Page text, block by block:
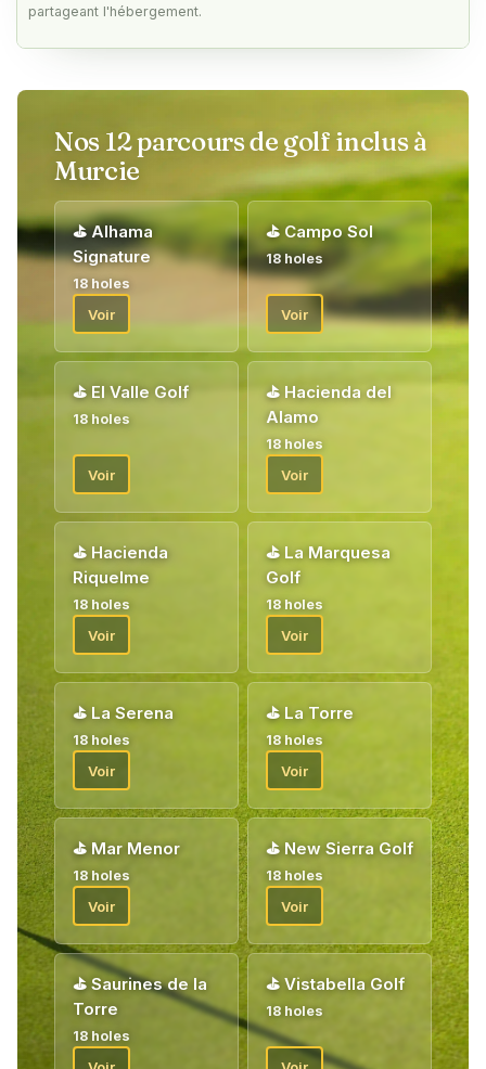
partageant l'hébergement.
Nos 12 parcours de golf inclus à
Murcie
⛳Alhama
Signature
18 holes
Voir
⛳ Campo Sol
18 holes
Voir
⛳ El Valle Golf
18 holes
Voir
⛳ Hacienda del
Alamo
18 holes
Voir
⛳ Hacienda
Riquelme
18 holes
Voir
⛳ La Marquesa
Golf
18 holes
Voir
⛳ La Serena
18 holes
Voir
⛳ La Torre
18 holes
Voir
⛳ Mar Menor
18 holes
Voir
⛳New Sierra Golf
18 holes
Voir
⛳ Saurines de la
Torre
18 holes
⛳ Vistabella Golf
18 holes